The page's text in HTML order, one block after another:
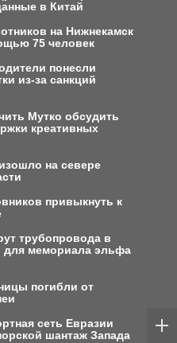
в Китай
на Нижнекамск
75 человек
понесли
из-за санкций
Мутко обсудить
креативных
на севере
привыкнуть к
трубопровода в
для мемориала эльфа
погибли от
сеть Евразии
шантаж Запада